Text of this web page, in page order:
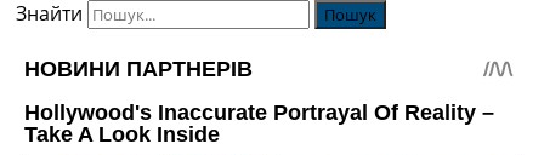
Знайти